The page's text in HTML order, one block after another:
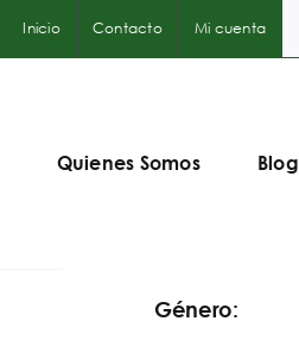
Inicio Contacto Mi cuenta
Quienes Somos Blog
Género: